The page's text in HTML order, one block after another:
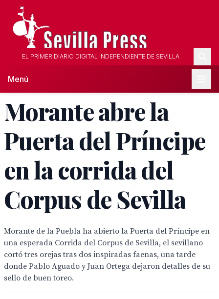
EL PRIMER DIARIO DIGITAL INDEPENDIENTE DE SEVILLA
Menú
Morante abre la
Puerta del Príncipe
en la corrida del
Corpus de Sevilla
Morante de la Puebla ha abierto la Puerta del Príncipe en
una esperada Corrida del Corpus de Sevilla, el sevillano
cortó tres orejas tras dos inspiradas faenas, una tarde
donde Pablo Aguado y Juan Ortega dejaron detalles de su
sello de buen toreo.